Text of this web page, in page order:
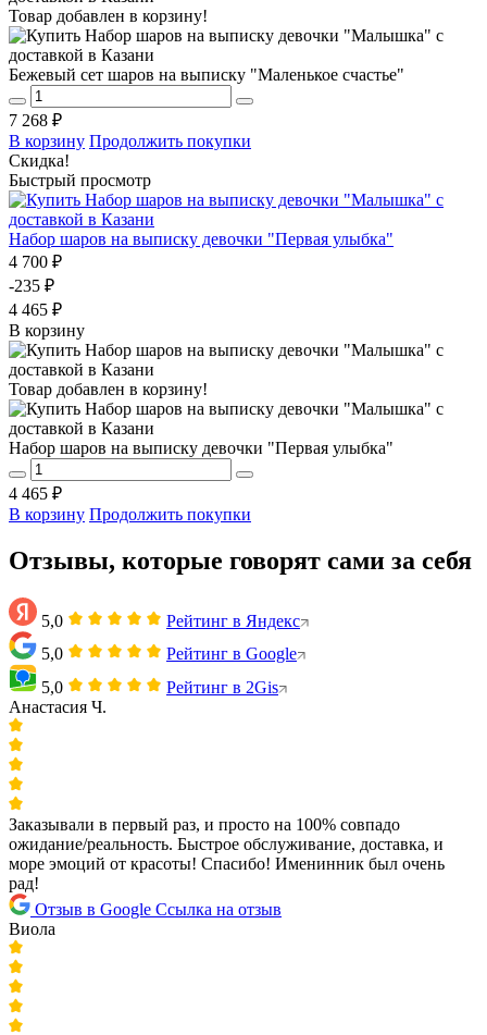
Товар добавлен в корзину!
Бежевый сет шаров на выписку "Маленькое счастье"
7 268 ₽
В корзину Продолжить покупки
Скидка!
Быстрый просмотр
Набор шаров на выписку девочки "Первая улыбка"
4 700 ₽
-235 ₽
4 465 ₽
В корзину
Товар добавлен в корзину!
Набор шаров на выписку девочки "Первая улыбка"
4 465 ₽
В корзину Продолжить покупки
Отзывы, которые говорят сами за себя
5,0
Рейтинг в Яндекс
5,0
Рейтинг в Google
5,0
Рейтинг в 2Gis
Анастасия Ч.
Заказывали в первый раз, и просто на 100% совпадо
ожидание/реальность. Быстрое обслуживание, доставка, и
море эмоций от красоты! Спасибо! Именинник был очень
рад!
Отзыв в Google Ссылка на отзыв
Виола